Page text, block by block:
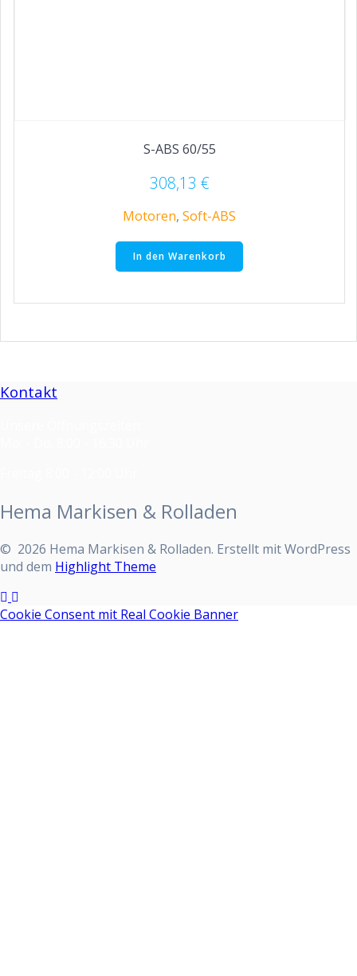
S-ABS 60/55
308,13 €
Motoren, Soft-ABS
In den Warenkorb
Kontakt
Hema Markisen & Rolladen
© 2026 Hema Markisen & Rolladen. Erstellt mit WordPress
und dem Highlight Theme
Cookie Consent mit Real Cookie Banner